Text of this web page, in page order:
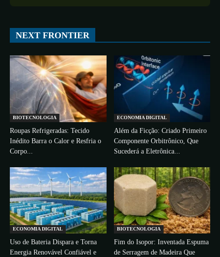
NEXT FRONTIER
BIOTECNOLOGIA
Roupas Refrigeradas: Tecido
Inédito Barra o Calor e Resfria o
Corpo...
ECONOMIA DIGITAL
Além da Ficção: Criado Primeiro
Componente Orbitrônico, Que
Sucederá a Eletrônica...
ECONOMIA DIGITAL
Uso de Bateria Dispara e Torna
Energia Renovável Confiável e
BIOTECNOLOGIA
Fim do Isopor: Inventada Espuma
de Serragem de Madeira Que